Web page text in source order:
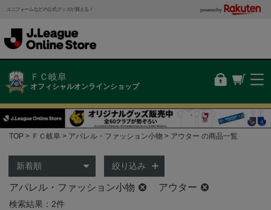
ユニフォームなどの公式グッズが買える！ powered by
ＦＣ岐阜
オフィシャルオンラインショップ
TOP ＦＣ岐阜 アパレル・ファッション小物 アウター の商品一覧
絞り込み
アパレル・ファッション小物 アウター
検索結果：2件